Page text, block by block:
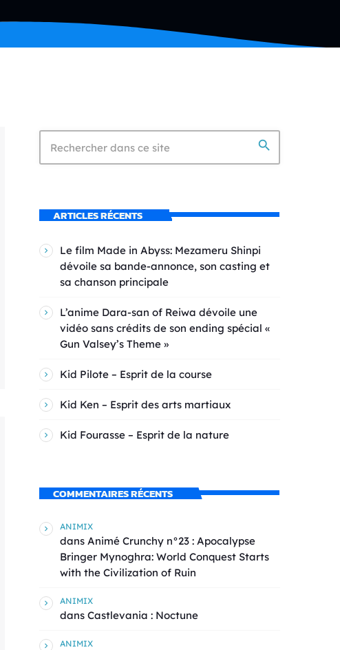
search
ARTICLES RÉCENTS
Le film Made in Abyss: Mezameru Shinpi
dévoile sa bande-annonce, son casting et
sa chanson principale
L’anime Dara-san of Reiwa dévoile une
vidéo sans crédits de son ending spécial «
Gun Valsey’s Theme »
Kid Pilote – Esprit de la course
Kid Ken – Esprit des arts martiaux
Kid Fourasse – Esprit de la nature
COMMENTAIRES RÉCENTS
ANIMIX
dans Animé Crunchy n°23 : Apocalypse
Bringer Mynoghra: World Conquest Starts
with the Civilization of Ruin
ANIMIX
dans Castlevania : Noctune
ANIMIX